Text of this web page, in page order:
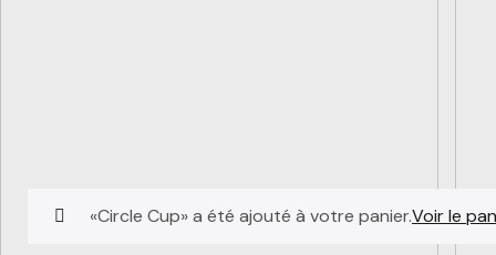
Voir le
«Circle Cup» a été ajouté à votre panier.